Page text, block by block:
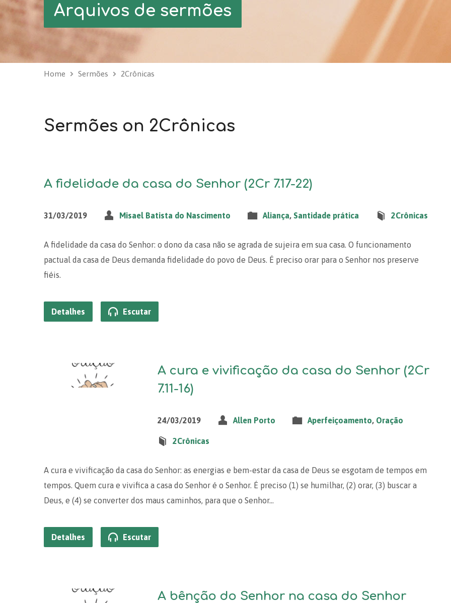
Arquivos de sermões
Home Sermões 2Crônicas
Sermões on 2Crônicas
A fidelidade da casa do Senhor (2Cr 7.17-22)
31/03/2019 Misael Batista do Nascimento Aliança, Santidade prática 2Crônicas
A fidelidade da casa do Senhor: o dono da casa não se agrada de sujeira em sua casa. O funcionamento
pactual da casa de Deus demanda fidelidade do povo de Deus. É preciso orar para o Senhor nos preserve
fiéis.
Detalhes Escutar
A cura e vivificação da casa do Senhor (2Cr
7.11-16)
24/03/2019 Allen Porto Aperfeiçoamento, Oração
2Crônicas
A cura e vivificação da casa do Senhor: as energias e bem-estar da casa de Deus se esgotam de tempos em
tempos. Quem cura e vivifica a casa do Senhor é o Senhor. É preciso (1) se humilhar, (2) orar, (3) buscar a
Deus, e (4) se converter dos maus caminhos, para que o Senhor…
Detalhes Escutar
A bênção do Senhor na casa do Senhor